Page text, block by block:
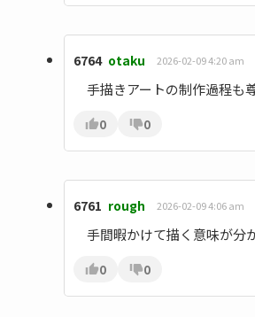
6764 otaku 2026-02-09 4:20 am
手描きアートの制作過程も
0 0
6761 rough 2026-02-09 4:06 am
手間暇かけて描く意味が分
0 0